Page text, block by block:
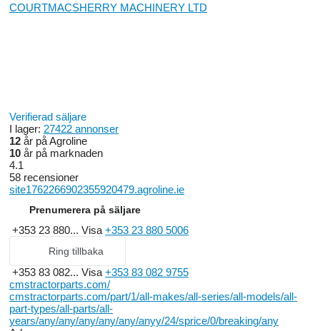
COURTMACSHERRY MACHINERY LTD
Verifierad säljare
I lager: 27422 annonser
12 år på Agroline
10 år på marknaden
4.1
58 recensioner
site1762266902355920479.agroline.ie
Prenumerera på säljare
+353 23 880... Visa +353 23 880 5006
Ring tillbaka
+353 83 082... Visa +353 83 082 9755
cmstractorparts.com/
cmstractorparts.com/part/1/all-makes/all-series/all-models/all-
part-types/all-parts/all-
years/any/any/any/any/any/anyy/24/sprice/0/breaking/any